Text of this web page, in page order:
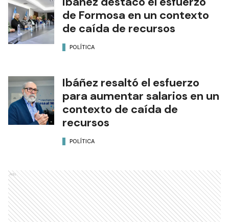
de Formosa en un contexto
de caída de recursos
POLÍTICA
Ibáñez resaltó el esfuerzo
para aumentar salarios en un
contexto de caída de
recursos
POLÍTICA
Ads